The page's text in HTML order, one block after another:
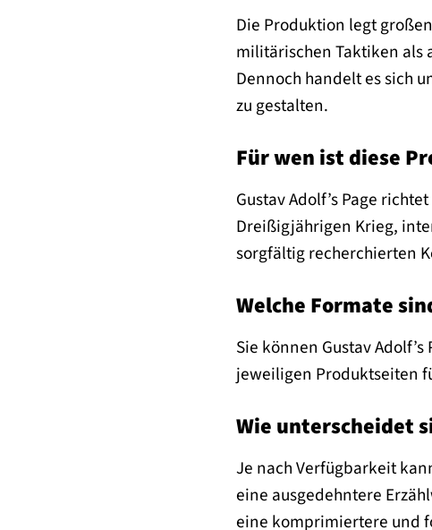
Die Produktion legt
militärischen Taktiken als
Dennoch handelt es sich
zu gestalten.
Für wen ist diese
Gustav Adolf’s Page
Dreißigjährigen Krieg,
sorgfältig recherchierten
Welche Formate
Sie können Gustav
jeweiligen Produktseiten
Wie unterscheidet
Je nach Verfügbarkeit
eine ausgedehntere
eine komprimiertere und